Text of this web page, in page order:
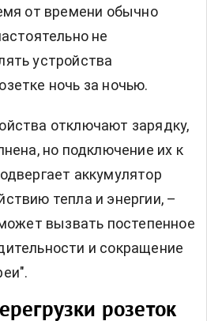
от времени обычно
не
устройства
ночь за ночью.
отключают зарядку,
но подключение их к
аккумулятор
тепла и энергии, –
вызвать постепенное
и сокращение
розеток